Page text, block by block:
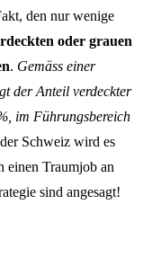
den nur wenige
oder grauen
. Gemäss einer
der Anteil verdeckter
im Führungsbereich
Schweiz wird es
einen Traumjob an
sind angesagt!